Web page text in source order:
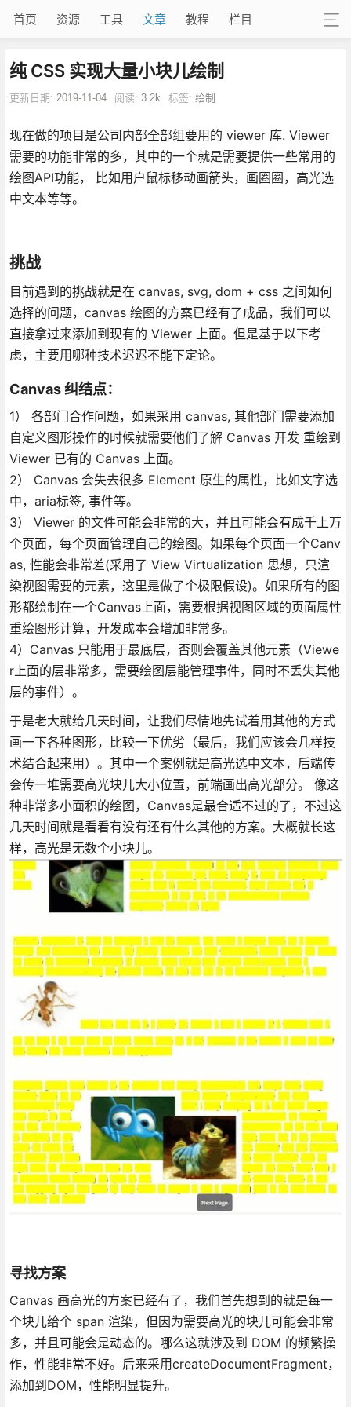
首页 资源 工具 文章 教程 栏目
纯 CSS 实现大量小块儿绘制
更新日期: 2019-11-04 阅读: 3.2k 标签: 绘制
现在做的项目是公司内部全部组要用的 viewer 库. Viewer
需要的功能非常的多，其中的一个就是需要提供一些常用的
绘图API功能， 比如用户鼠标移动画箭头，画圈圈，高光选
中文本等等。
挑战
目前遇到的挑战就是在 canvas, svg, dom + css 之间如何
选择的问题，canvas 绘图的方案已经有了成品，我们可以
直接拿过来添加到现有的 Viewer 上面。但是基于以下考
虑，主要用哪种技术迟迟不能下定论。
Canvas 纠结点：
1） 各部门合作问题，如果采用 canvas, 其他部门需要添加
自定义图形操作的时候就需要他们了解 Canvas 开发 重绘到
Viewer 已有的 Canvas 上面。
2） Canvas 会失去很多 Element 原生的属性，比如文字选
中，aria标签, 事件等。
3） Viewer 的文件可能会非常的大，并且可能会有成千上万
个页面，每个页面管理自己的绘图。如果每个页面一个Canv
as, 性能会非常差(采用了 View Virtualization 思想，只渲
染视图需要的元素，这里是做了个极限假设)。如果所有的图
形都绘制在一个Canvas上面，需要根据视图区域的页面属性
重绘图形计算，开发成本会增加非常多。
4）Canvas 只能用于最底层，否则会覆盖其他元素（Viewe
r上面的层非常多，需要绘图层能管理事件，同时不丢失其他
层的事件）。
于是老大就给几天时间，让我们尽情地先试着用其他的方式
画一下各种图形，比较一下优劣（最后，我们应该会几样技
术结合起来用）。其中一个案例就是高光选中文本，后端传
会传一堆需要高光块儿大小位置，前端画出高光部分。 像这
种非常多小面积的绘图，Canvas是最合适不过的了，不过这
几天时间就是看看有没有还有什么其他的方案。大概就长这
样，高光是无数个小块儿。
寻找方案
Canvas 画高光的方案已经有了，我们首先想到的就是每一
个块儿给个 span 渲染，但因为需要高光的块儿可能会非常
多，并且可能会是动态的。哪么这就涉及到 DOM 的频繁操
作，性能非常不好。后来采用createDocumentFragment，
添加到DOM，性能明显提升。